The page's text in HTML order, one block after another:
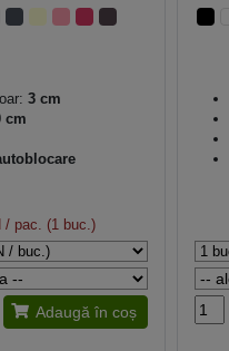
3 cm
cm
/ pac. (1 buc.)
Adaugă în coș